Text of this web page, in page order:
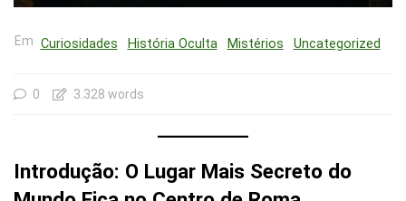
Em Curiosidades História Oculta Mistérios Uncategorized
0 3.328 words
Introdução: O Lugar Mais Secreto do